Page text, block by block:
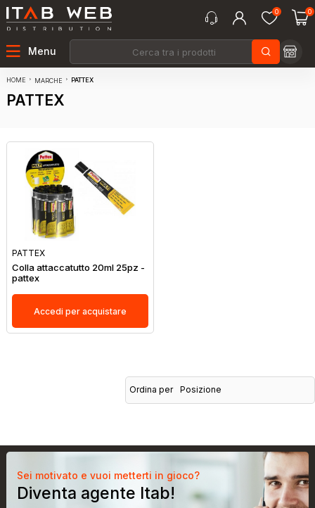
0 0
Menu
HOME MARCHE PATTEX
PATTEX
PATTEX
Colla attaccatutto 20ml 25pz -
pattex
Accedi per acquistare
Ordina per Posizione
Sei motivato e vuoi metterti in gioco?
Diventa agente Itab!